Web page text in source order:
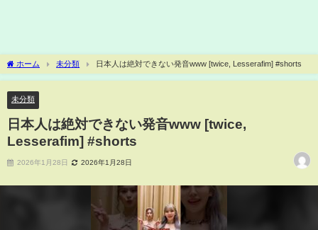
ホーム 未分類 日本人は絶対できない発音www [twice, Lesserafim] #shorts
未分類
日本人は絶対できない発音www [twice,
Lesserafim] #shorts
2026年1月28日 2026年1月28日